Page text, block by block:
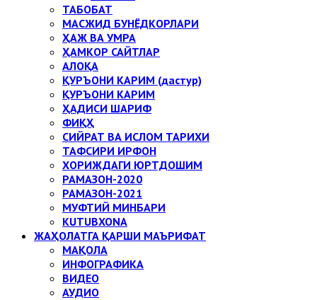
ТАБОБАТ
МАСЖИД БУНЁДКОРЛАРИ
ҲАЖ ВА УМРА
ҲАМКОР САЙТЛАР
АЛОҚА
ҚУРЪОНИ КАРИМ (дастур)
ҚУРЪОНИ КАРИМ
ҲАДИСИ ШАРИФ
ФИҚҲ
СИЙРАТ ВА ИСЛОМ ТАРИХИ
ТАФСИРИ ИРФОН
ХОРИЖДАГИ ЮРТДОШИМ
РАМАЗОН-2020
РАМАЗОН-2021
МУФТИЙ МИНБАРИ
KUTUBXONA
ЖАҲОЛАТГА ҚАРШИ МАЪРИФАТ
МАҚОЛА
ИНФОГРАФИКА
ВИДЕО
АУДИО